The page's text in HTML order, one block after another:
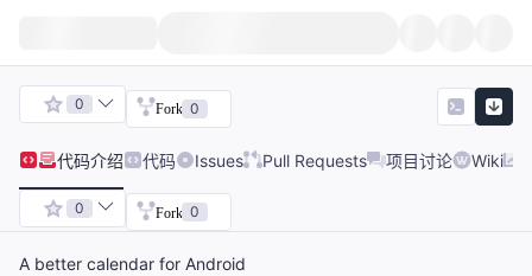
0 Fork 0
代码介绍 代码 Issues Pull Requests 项目讨论 Wiki
0 Fork 0
A better calendar for Android